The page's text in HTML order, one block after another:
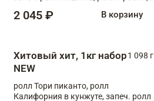
2 045 ₽ В корзину
Хитовый хит, 1кг набор
NEW
1 098 г
ролл Тори пиканто, ролл
Калифорния в кунжуте, запеч. ролл